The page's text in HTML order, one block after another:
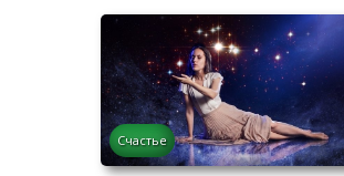
Счастье